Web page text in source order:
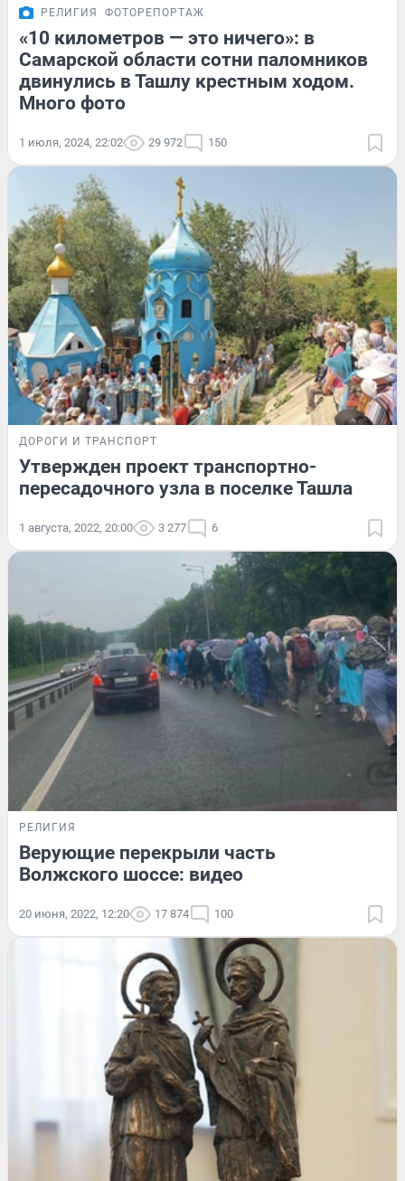
РЕЛИГИЯ ФОТОРЕПОРТАЖ
«10 километров — это ничего»: в
Самарской области сотни паломников
двинулись в Ташлу крестным ходом.
Много фото
1 июля, 2024, 22:02 29 972 150
ДОРОГИ И ТРАНСПОРТ
Утвержден проект транспортно-
пересадочного узла в поселке Ташла
1 августа, 2022, 20:00 3 277 6
РЕЛИГИЯ
Верующие перекрыли часть
Волжского шоссе: видео
20 июня, 2022, 12:20 17 874 100